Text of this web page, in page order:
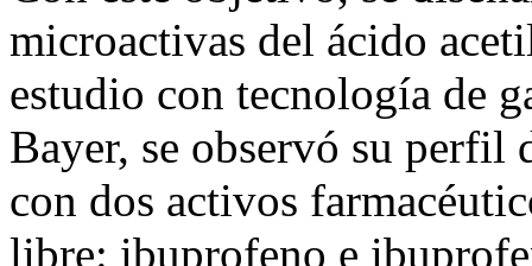
microactivas del ácido
estudio con tecnología de
Bayer, se observó su perfil
con dos activos
libre: ibuprofeno e